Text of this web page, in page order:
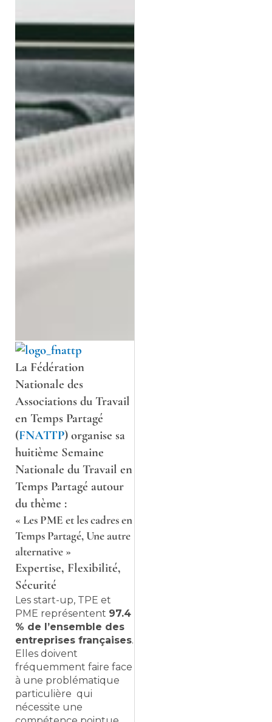
La Fédération
Nationale des
Associations du Travail
en Temps Partagé
(FNATTP) organise sa
huitième Semaine
Nationale du Travail en
Temps Partagé autour
du thème :
« Les PME et les cadres en
Temps Partagé, Une autre
alternative »
Expertise, Flexibilité,
Sécurité
Les start-up, TPE et
PME représentent 97.4
% de l’ensemble des
entreprises françaises.
Elles doivent
fréquemment faire face
à une problématique
particulière qui
nécessite une